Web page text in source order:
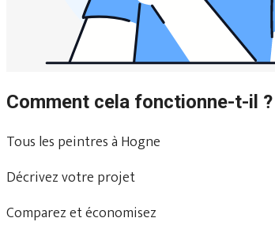
Comment cela fonctionne-t-il ?
Tous les peintres à Hogne
Décrivez votre projet
Comparez et économisez